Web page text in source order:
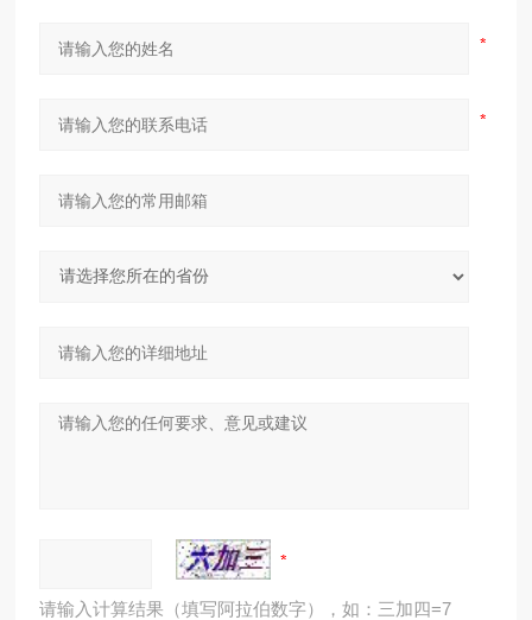
请输入计算结果（填写阿拉伯数字），如：三加四=7